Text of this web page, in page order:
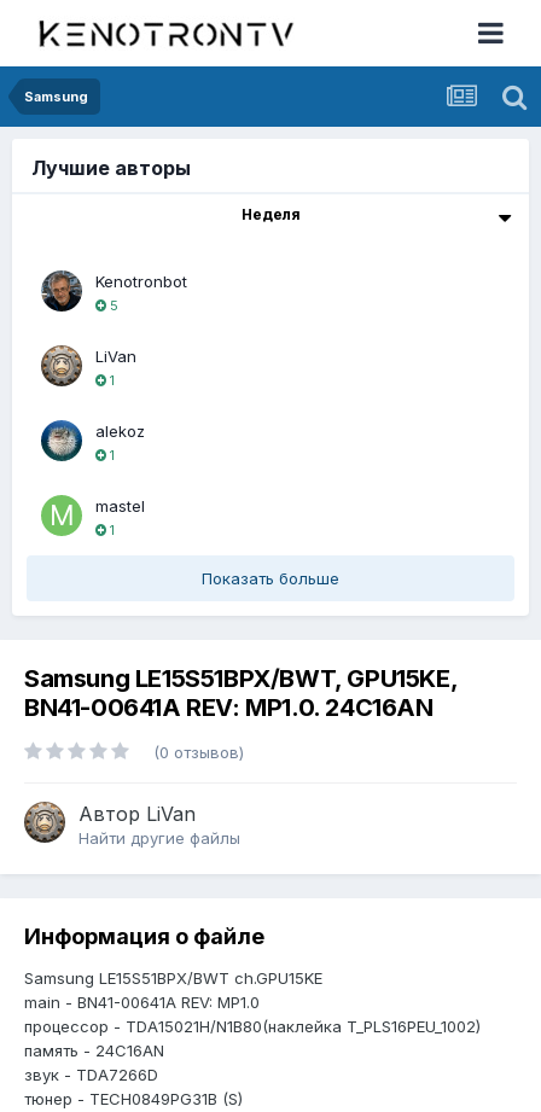
Samsung
Лучшие авторы
Неделя
Kenotronbot
5
LiVan
1
alekoz
1
mastel
1
Показать больше
Samsung LE15S51BPX/BWT, GPU15KE,
BN41-00641A REV: MP1.0. 24C16AN
(0 отзывов)
Автор LiVan
Найти другие файлы
Информация о файле
Samsung LE15S51BPX/BWT ch.GPU15KE
main - BN41-00641A REV: MP1.0
процессор - TDA15021H/N1B80(наклейка T_PLS16PEU_1002)
память - 24C16AN
звук - TDA7266D
тюнер - TECH0849PG31B (S)